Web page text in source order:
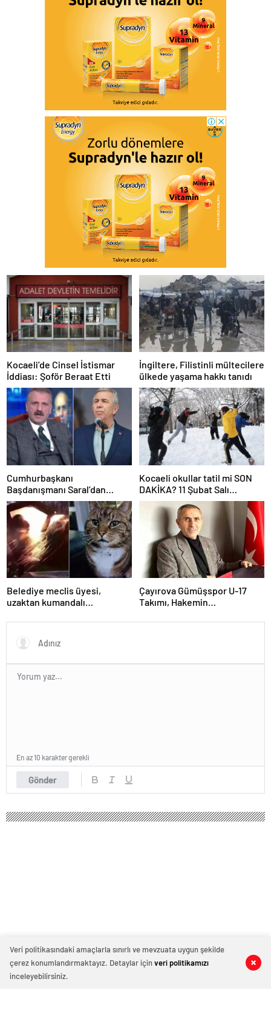
0 0
Kocaeli’de Cinsel İstismar
İddiası: Şoför Beraat Etti
İngiltere, Filistinli mültecilere
ülkede yaşama hakkı tanıdı
Cumhurbaşkanı
Başdanışmanı Saral’dan
gündem yaratacak Mansur
Yavaş iddiası
Kocaeli okullar tatil mi SON
DAKİKA? 11 Şubat Salı
Kocaeli’de okul yok mu
(Kocaeli Valiliği Açıklaması –
KAR TATİLİ)?
Belediye meclis üyesi,
uzaktan kumandalı
uçurmaya çalıştı
Çayırova Gümüşspor U-17
Takımı, Hakemin
Ligden Çekildi
Gönder
En az 10 karakter gerekli
0 0
Veri politikasındaki amaçlarla sınırlı ve mevzuata uygun şekilde
çerez konumlandırmaktayız. Detaylar içinveri politikamızı
inceleyebilirsiniz.